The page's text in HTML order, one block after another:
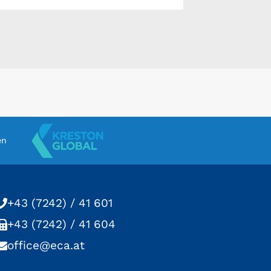
+43 (7242) / 41 601
+43 (7242) / 41 604
office@eca.at